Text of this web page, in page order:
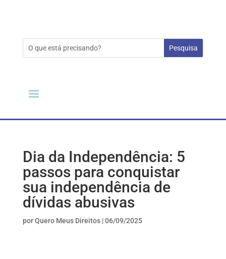
Dia da Independência: 5
passos para conquistar
sua independência de
dívidas abusivas
porQuero Meus Direitos|06/09/2025